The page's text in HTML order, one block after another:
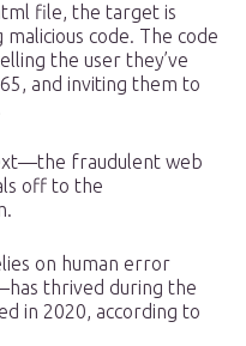
file, the target is
code. The code
the user they’ve
and inviting them to
fraudulent web
off to the
on human error
thrived during the
in 2020, according to